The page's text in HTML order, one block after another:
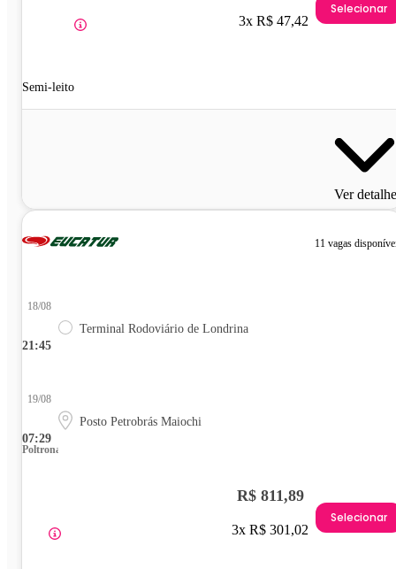
Semi-leito
3x R$ 47,42
Selecionar
Ver
11 vagas
21:45
18/08
Terminal Rodoviário de Londrina
07:29
19/08
Posto Petrobrás Maiochi
Poltrona
R$ 811,89
3x R$ 301,02
Selecionar